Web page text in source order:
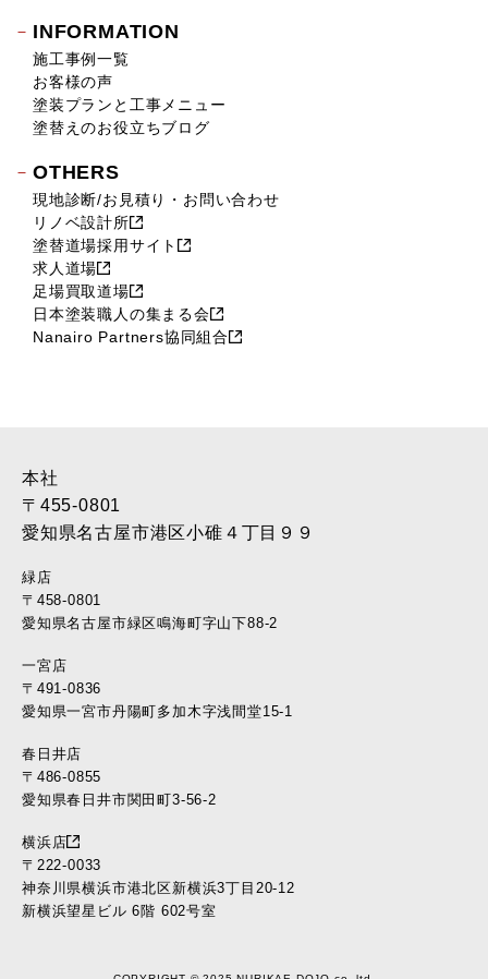
INFORMATION
施工事例一覧
お客様の声
塗装プランと工事メニュー
塗替えのお役立ちブログ
OTHERS
現地診断/お見積り・お問い合わせ
リノベ設計所
塗替道場採用サイト
求人道場
足場買取道場
日本塗装職人の集まる会
Nanairo Partners協同組合
本社
〒455-0801
愛知県名古屋市港区小碓４丁目９９
緑店
〒458-0801
愛知県名古屋市緑区鳴海町字山下88-2
一宮店
〒491-0836
愛知県一宮市丹陽町多加木字浅間堂15-1
春日井店
〒486-0855
愛知県春日井市関田町3-56-2
横浜店
〒222-0033
神奈川県横浜市港北区新横浜3丁目20-12
新横浜望星ビル 6階 602号室